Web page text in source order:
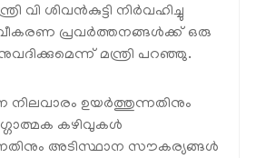
വി ശിവൻകുട്ടി നിർവഹിച്ചു
പ്രവർത്തനങ്ങൾക്ക് ഒരു
മന്ത്രി പറഞ്ഞു.
നിലവാരം ഉയർത്തുന്നതിനും
കഴിവുകൾ
അടിസ്ഥാന സൗകര്യങ്ങൾ